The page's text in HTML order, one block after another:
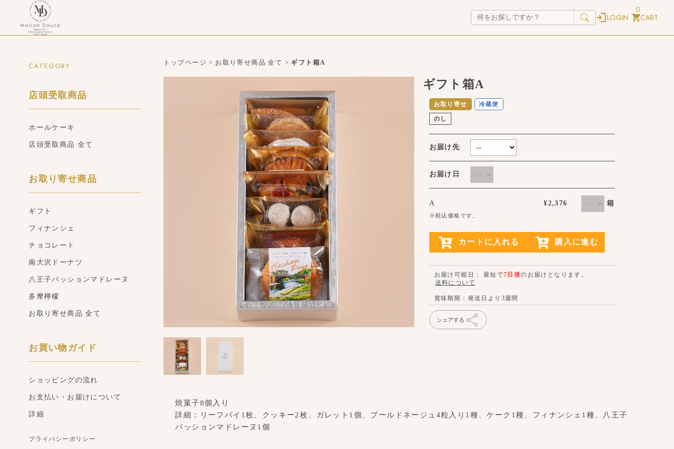
LOGIN CART
0
CATEGORY
店頭受取商品
ホールケーキ
店頭受取商品 全て
お取り寄せ商品
ギフト
フィナンシェ
チョコレート
南大沢ドーナツ
八王子パッションマドレーヌ
多摩檸檬
お取り寄せ商品 全て
お買い物ガイド
ショッピングの流れ
お支払い・お届けについて
詳細
プライバシーポリシー
トップページ > お取り寄せ商品 全て > ギフト箱A
ギフト箱A
お取り寄せ 冷蔵便
のし
お届け先
お届け日
A ¥2,376 箱
※税込価格です。
カートに入れる 購入に進む
お届け可能日： 最短で7日後のお届けとなります。
送料について
賞味期限：発送日より3週間
シェアする
焼菓子8個入り
詳細：リーフパイ1枚、クッキー2枚、ガレット1個、ブールドネージュ4粒入り1種、ケーク1種、フィナンシェ1種、八王子
パッションマドレーヌ1個